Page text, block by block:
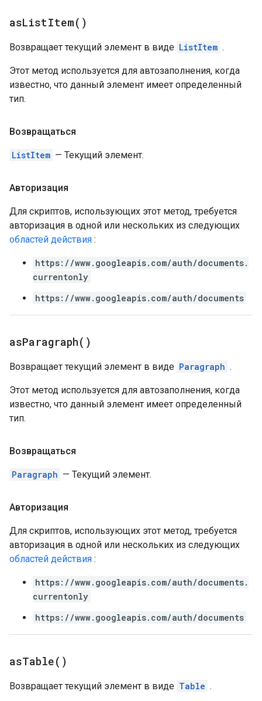
asListItem( )
Возвращает текущий элемент в виде ListItem .
Этот метод используется для автозаполнения, когда
известно, что данный элемент имеет определенный
тип.
Возвращаться
ListItem — Текущий элемент.
Авторизация
Для скриптов, использующих этот метод, требуется
авторизация в одной или нескольких из следующих
областей действия :
https://www.googleapis.com/auth/documents.
currentonly
https://www.googleapis.com/auth/documents
asParagraph( )
Возвращает текущий элемент в виде Paragraph .
Этот метод используется для автозаполнения, когда
известно, что данный элемент имеет определенный
тип.
Возвращаться
Paragraph — Текущий элемент.
Авторизация
Для скриптов, использующих этот метод, требуется
авторизация в одной или нескольких из следующих
областей действия :
https://www.googleapis.com/auth/documents.
currentonly
https://www.googleapis.com/auth/documents
asTable( )
Возвращает текущий элемент в виде Table .